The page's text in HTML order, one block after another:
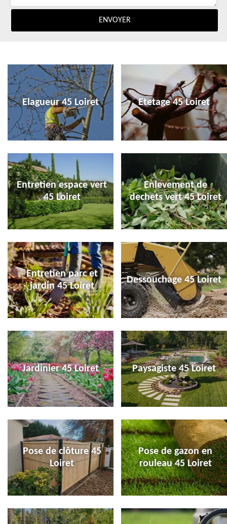
Elagueur 45 Loiret Etetage 45 Loiret
Entretien espace vert
45 Loiret
Enlevement de
dechets vert 45 Loiret
Entretien parc et
jardin 45 Loiret
Dessouchage 45 Loiret
Jardinier 45 Loiret Paysagiste 45 Loiret
Pose de clôture 45
Loiret
Pose de gazon en
rouleau 45 Loiret